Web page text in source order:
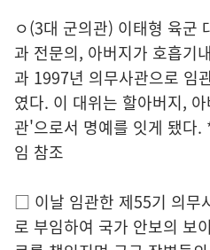
ㅇ(3대 군의관) 이태형 육군
과 전문의, 아버지가 호흡기
과 1997년 의무사관으로 임
였다. 이 대위는 할아버지,
관'으로서 명예를 잇게 됐다
임 참조
□ 이날 임관한 제55기 의무
로 부임하여 국가 안보의 보